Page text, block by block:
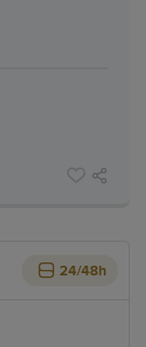
24/48h